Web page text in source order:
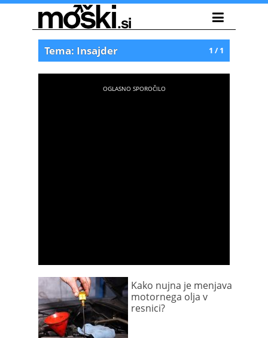
1 / 1
Tema: Insajder
Kako nujna je menjava
motornega olja v
resnici?